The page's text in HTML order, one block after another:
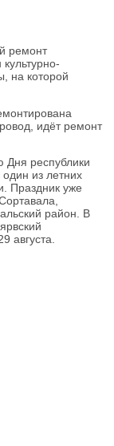
ремонт
на которой
идёт ремонт
Дня республики
из летних
Праздник уже
район. В
августа.